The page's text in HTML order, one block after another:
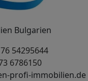
Bulgarien
54295644
6786150
profi-immobilien.de